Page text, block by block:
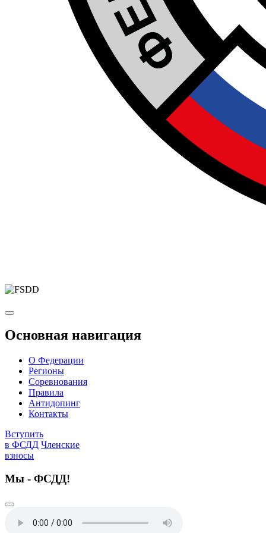
Основная навигация
О Федерации
Регионы
Соревнования
Правила
Антидопинг
Контакты
Вступить
в ФСДД Членские
взносы
Мы - ФСДД!